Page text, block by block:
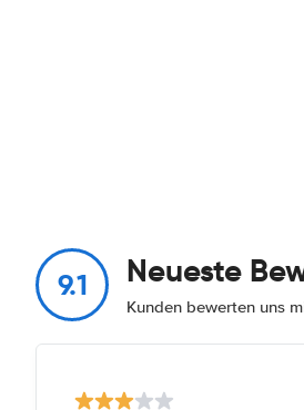
9.1 Neueste
Kunden bewerten uns